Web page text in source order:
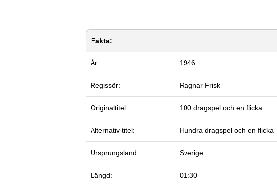
Fakta:
År: 1946
Regissör: Ragnar Frisk
Originaltitel: 100 dragspel och en flicka
Alternativ titel: Hundra dragspel och en flicka
Ursprungsland: Sverige
Längd: 01:30